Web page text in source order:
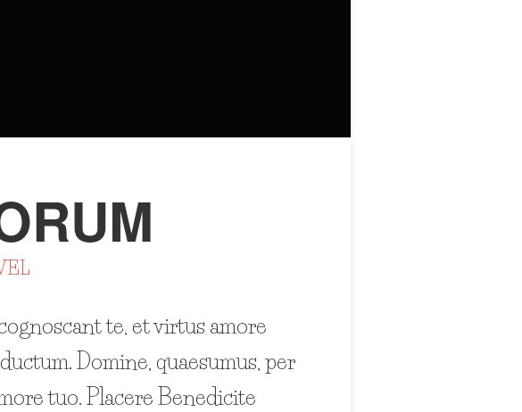
te, et virtus amore
Domine, quaesumus, per
tuo. Placere Benedicite